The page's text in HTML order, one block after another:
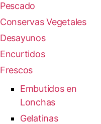
Pescado
Conservas Vegetales
Desayunos
Encurtidos
Frescos
Embutidos en
Lonchas
Gelatinas